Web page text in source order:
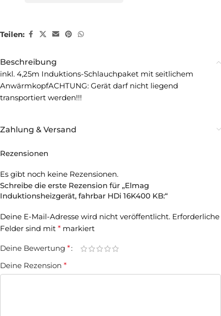
Teilen:
Beschreibung
inkl. 4,25m Induktions-Schlauchpaket mit seitlichem
AnwärmkopfACHTUNG: Gerät darf nicht liegend
transportiert werden!!!
Zahlung & Versand
Rezensionen
Es gibt noch keine Rezensionen.
Schreibe die erste Rezension für „Elmag
Induktionsheizgerät, fahrbar HDi 16K400 KB:“
Deine E-Mail-Adresse wird nicht veröffentlicht. Erforderliche
Felder sind mit * markiert
Deine Bewertung *
Deine Rezension *